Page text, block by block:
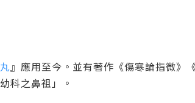
』應用至今。並有著作《傷寒論指微》
科之鼻祖」。